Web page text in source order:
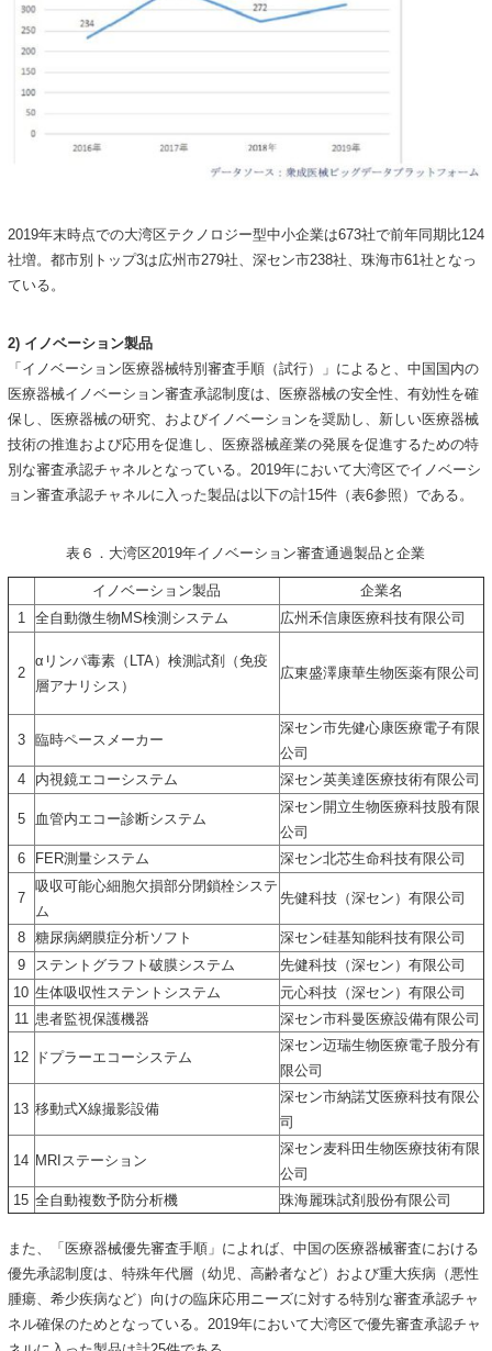
2019年末時点での大湾区テクノロジー型中小企業は673社で前年同期比124
社増。都市別トップ3は広州市279社、深セン市238社、珠海市61社となっ
ている。
2) イノベーション製品
「イノベーション医療器械特別審査手順（試行）」によると、中国国内の
医療器械イノベーション審査承認制度は、医療器械の安全性、有効性を確
保し、医療器械の研究、およびイノベーションを奨励し、新しい医療器械
技術の推進および応用を促進し、医療器械産業の発展を促進するための特
別な審査承認チャネルとなっている。2019年において大湾区でイノベーシ
ョン審査承認チャネルに入った製品は以下の計15件（表6参照）である。
表６．大湾区2019年イノベーション審査通過製品と企業
イノベーション製品
企業名
1
全自動微生物MS検測システム 広州禾信康医療科技有限公司
2
αリンパ毒素（LTA）検測試剤（免疫
層アナリシス）
広東盛澤康華生物医薬有限公司
3 臨時ペースメーカー
深セン市先健心康医療電子有限
公司
4
内視鏡エコーシステム 深セン英美達医療技術有限公司
5 血管内エコー診断システム
深セン開立生物医療科技股有限
公司
6
FER測量システム 深セン北芯生命科技有限公司
7
吸収可能心細胞欠損部分閉鎖栓システ
ム
先健科技（深セン）有限公司
8 糖尿病網膜症分析ソフト
深セン硅基知能科技有限公司
9
ステントグラフト破膜システム
先健科技（深セン）有限公司
10 生体吸収性ステントシステム
元心科技（深セン）有限公司
11
患者監視保護機器 深セン市科曼医療設備有限公司
12 ドプラーエコーシステム
深セン迈瑞生物医療電子股分有
限公司
13 移動式X線撮影設備
深セン市納諾艾医療科技有限公
司
14 MRIステーション
深セン麦科田生物医療技術有限
公司
15 全自動複数予防分析機 珠海麗珠試剤股份有限公司
また、「医療器械優先審査手順」によれば、中国の医療器械審査における
優先承認制度は、特殊年代層（幼児、高齢者など）および重大疾病（悪性
腫瘍、希少疾病など）向けの臨床応用ニーズに対する特別な審査承認チャ
ネル確保のためとなっている。2019年において大湾区で優先審査承認チャ